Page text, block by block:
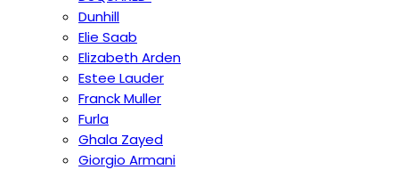
Dunhill
Elie Saab
Elizabeth Arden
Estee Lauder
Franck Muller
Furla
Ghala Zayed
Giorgio Armani